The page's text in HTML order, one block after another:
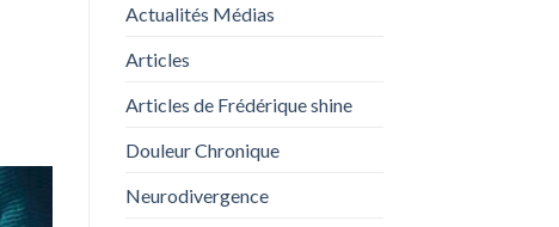
Actualités Médias
Articles
Articles de Frédérique shine
Douleur Chronique
Neurodivergence